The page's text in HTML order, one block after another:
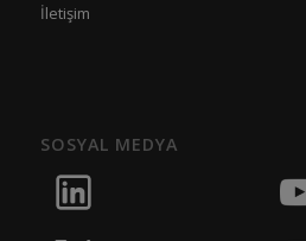
İletişim
SOSYAL MEDYA